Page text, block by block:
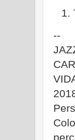
--